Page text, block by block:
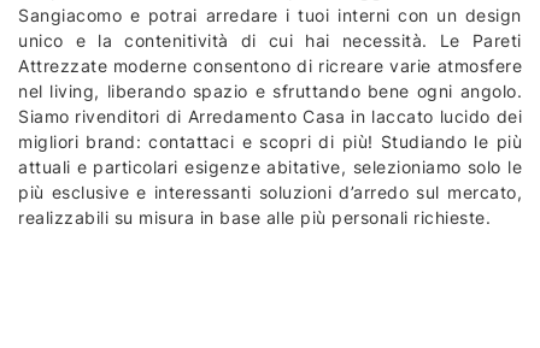
Sangiacomo e potrai arredare i tuoi interni con un design
unico e la contenitività di cui hai necessità. Le Pareti
Attrezzate moderne consentono di ricreare varie atmosfere
nel living, liberando spazio e sfruttando bene ogni angolo.
Siamo rivenditori di Arredamento Casa in laccato lucido dei
migliori brand: contattaci e scopri di più! Studiando le più
attuali e particolari esigenze abitative, selezioniamo solo le
più esclusive e interessanti soluzioni d’arredo sul mercato,
realizzabili su misura in base alle più personali richieste.